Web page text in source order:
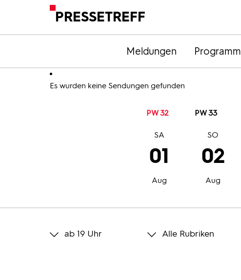
PRESSETREFF
Meldungen Programm
Es wurden keine Sendungen gefunden
PW 32 PW 33
01
Aug
SA
02
Aug
SO
ab 19 Uhr Alle Rubriken